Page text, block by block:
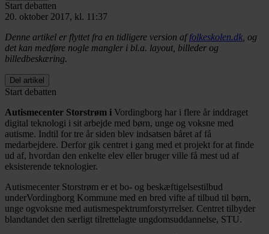
Start debatten
20. oktober 2017, kl. 11:37
Denne artikel er flyttet fra en tidligere version affolkeskolen.dk, og
det kan medføre nogle mangler i bl.a. layout, billeder og
billedbeskæring.
Del artikel
Start debatten
Autismecenter Storstrøm i Vordingborg har i flere år inddraget
digital teknologi i sit arbejde med børn, unge og voksne med
autisme. Indtil for tre år siden blev indsatsen båret af få
medarbejdere. Derfor gik centret i gang med et projekt for at finde
ud af, hvordan den enkelte elev eller bruger ville få mest ud af
eksisterende teknologier.
Autismecenter Storstrøm er et bo- og beskæftigelsestilbud
underVordingborg Kommune med en bred vifte af tilbud til børn,
unge ogvoksne med autismespektrumforstyrrelser. Centret tilbyder
blandtandet den særligt tilrettelagte ungdomsuddannelse, STU.